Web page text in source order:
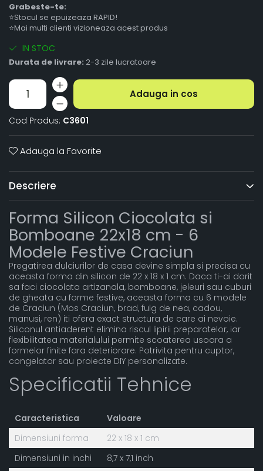
Grabeste-te:
⭐Stocul se epuizeaza RAPID!
⭐Mai multi clienti vizioneaza acest produs
IN STOC
Durata de livrare: 2-3 zile lucratoare
Adauga in cos
Cod Produs: C3601
Adauga la Favorite
Descriere
Forma Silicon Ciocolata si
Bomboane 22x18 cm - 6
Modele Festive Craciun
Pregatirea dulciurilor de casa devine simpla si precisa cu
aceasta forma din silicon de 22 x 18 x 1 cm. Daca ti-ai dorit
sa faci ciocolata artizanala, bomboane, jeleuri sau cuburi
de gheata cu forme festive, aceasta forma cu 6 modele
de Craciun (Mos Craciun, brad, fulg de nea, cadou,
manusi, ren) iti ofera exact structura de care ai nevoie.
Siliconul antiaderent elimina riscul lipirii preparatelor, iar
flexibilitatea materialului permite scoaterea usoara a
formelor finite fara deteriorare. Potrivita pentru cuptor,
congelator sau proiecte DIY personalizate.
Specificatii Tehnice
Caracteristica
Valoare
Dimensiuni forma
22 x 18 x 1 cm
Dimensiuni in inchi
8,7 x 7,1 inch